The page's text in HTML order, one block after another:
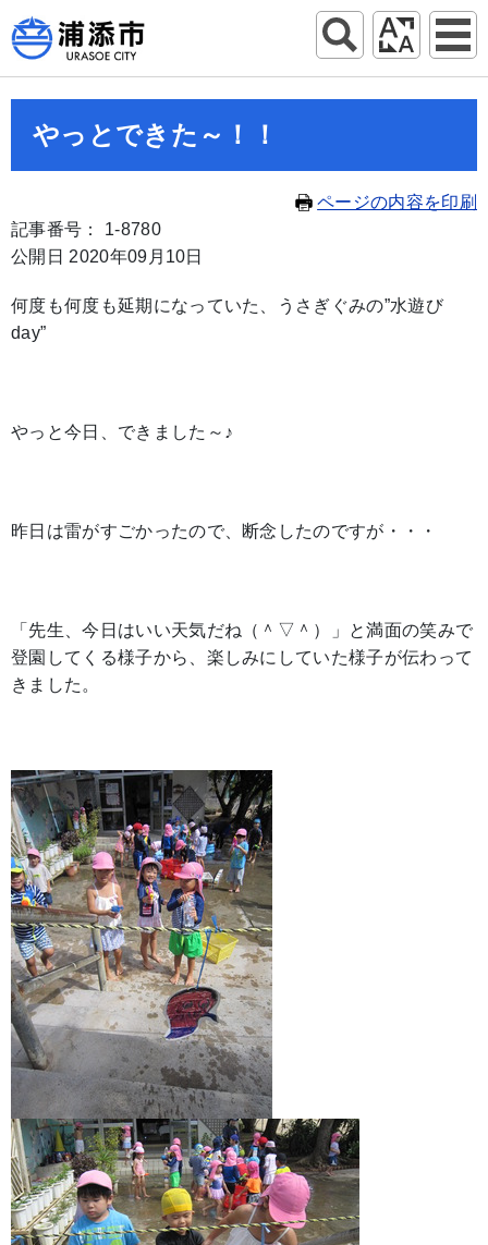
やっとできた～！！
ページの内容を印刷
記事番号： 1-8780
公開日 2020年09月10日
何度も何度も延期になっていた、うさぎぐみの”水遊び
day”
やっと今日、できました～♪
昨日は雷がすごかったので、断念したのですが・・・
「先生、今日はいい天気だね（＾▽＾）」と満面の笑みで
登園してくる様子から、楽しみにしていた様子が伝わって
きました。